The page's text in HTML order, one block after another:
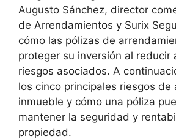
Augusto Sánchez, director
de Arrendamientos y Surix
cómo las pólizas de
proteger su inversión al reducir
riesgos asociados. A
los cinco principales riesgos de
inmueble y cómo una póliza
mantener la seguridad y
propiedad.